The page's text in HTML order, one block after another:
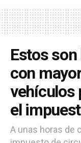
Estos
con
vehículos
el
A unas horas de